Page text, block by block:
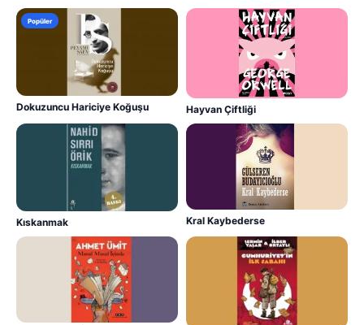
Popüler
Dokuzuncu Hariciye Koğuşu Hayvan Çiftliği
Kıskanmak Kral Kaybederse